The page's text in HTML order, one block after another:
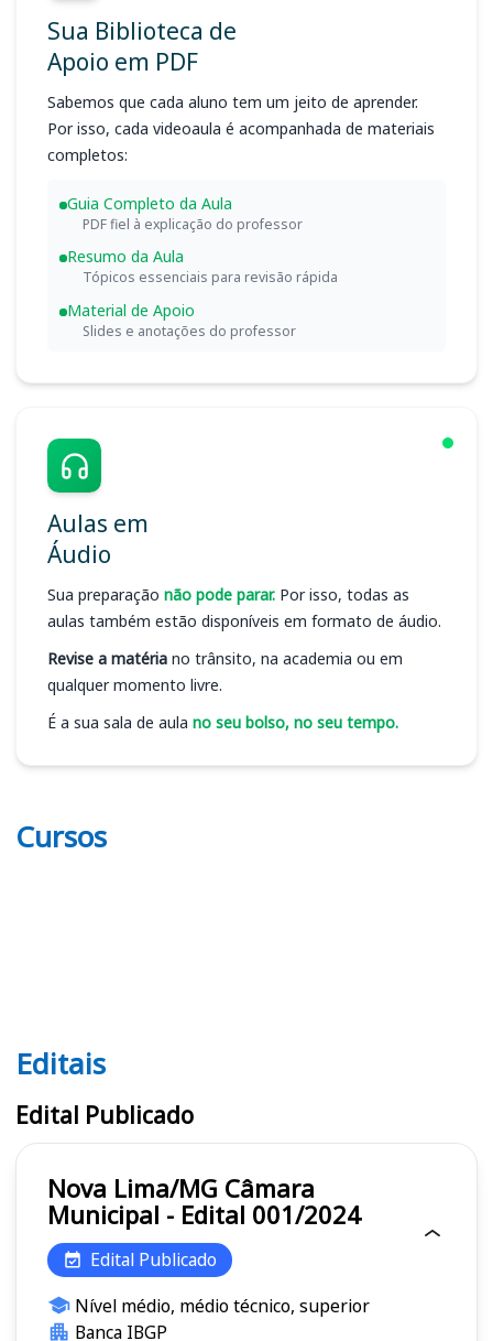
Sua Biblioteca de
Apoio em PDF
Sabemos que cada aluno tem um jeito de aprender.
Por isso, cada videoaula é acompanhada de materiais
completos:
Guia Completo da Aula
PDF fiel à explicação do professor
Resumo da Aula
Tópicos essenciais para revisão rápida
Material de Apoio
Slides e anotações do professor
Aulas em
Áudio
Sua preparação não pode parar. Por isso, todas as
aulas também estão disponíveis em formato de áudio.
Revise a matéria no trânsito, na academia ou em
qualquer momento livre.
É a sua sala de aula no seu bolso, no seu tempo.
Cursos
Editais
Editais
Edital Publicado
Nova Lima/MG Câmara
Municipal - Edital 001/2024
Edital Publicado
Nível médio, médio técnico, superior
Banca IBGP